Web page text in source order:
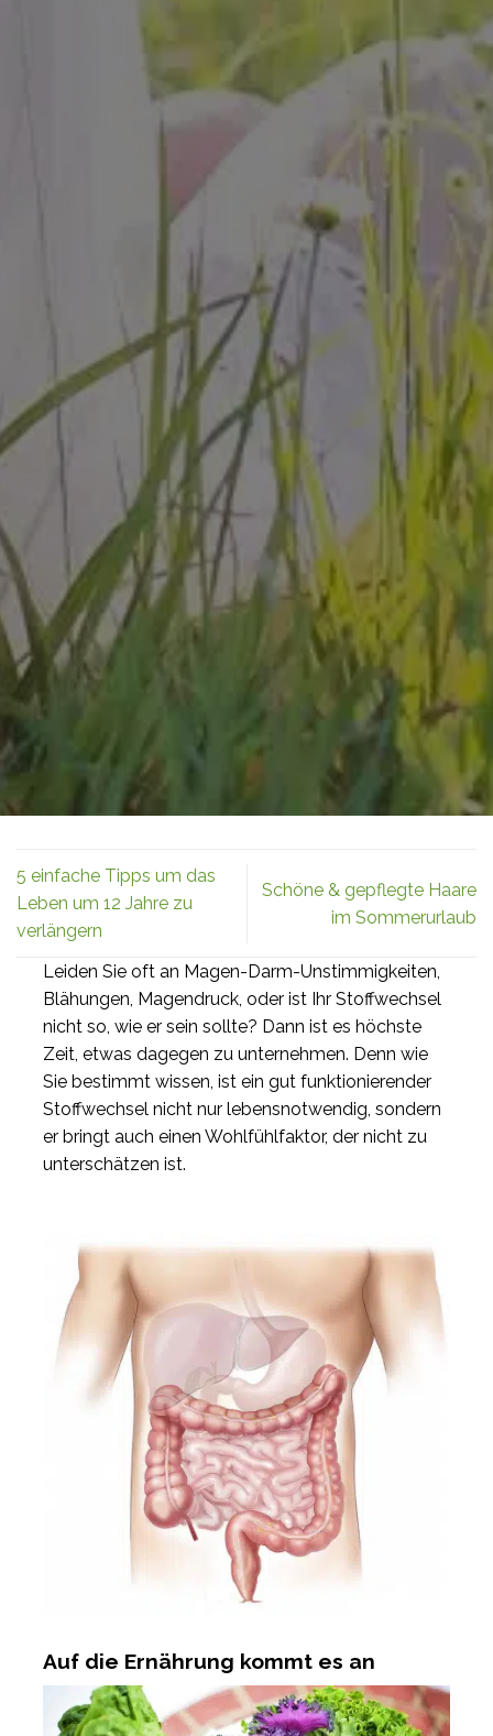
Leiden Sie oft an Magen-Darm-Unstimmigkeiten,
Blähungen, Magendruck, oder ist Ihr Stoffwechsel
nicht so, wie er sein sollte? Dann ist es höchste
Zeit, etwas dagegen zu unternehmen. Denn wie
Sie bestimmt wissen, ist ein gut funktionierender
Stoffwechsel nicht nur lebensnotwendig, sondern
er bringt auch einen Wohlfühlfaktor, der nicht zu
unterschätzen ist.
Auf die Ernährung kommt es an
5 einfache Tipps um das
Leben um 12 Jahre zu
verlängern
Schöne & gepflegte Haare
im Sommerurlaub